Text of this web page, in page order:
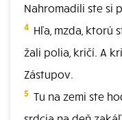
Nahromadili ste si
4 Hľa, mzda, ktorú
žali polia, kričí. A
Zástupov.
5 Tu na zemi ste